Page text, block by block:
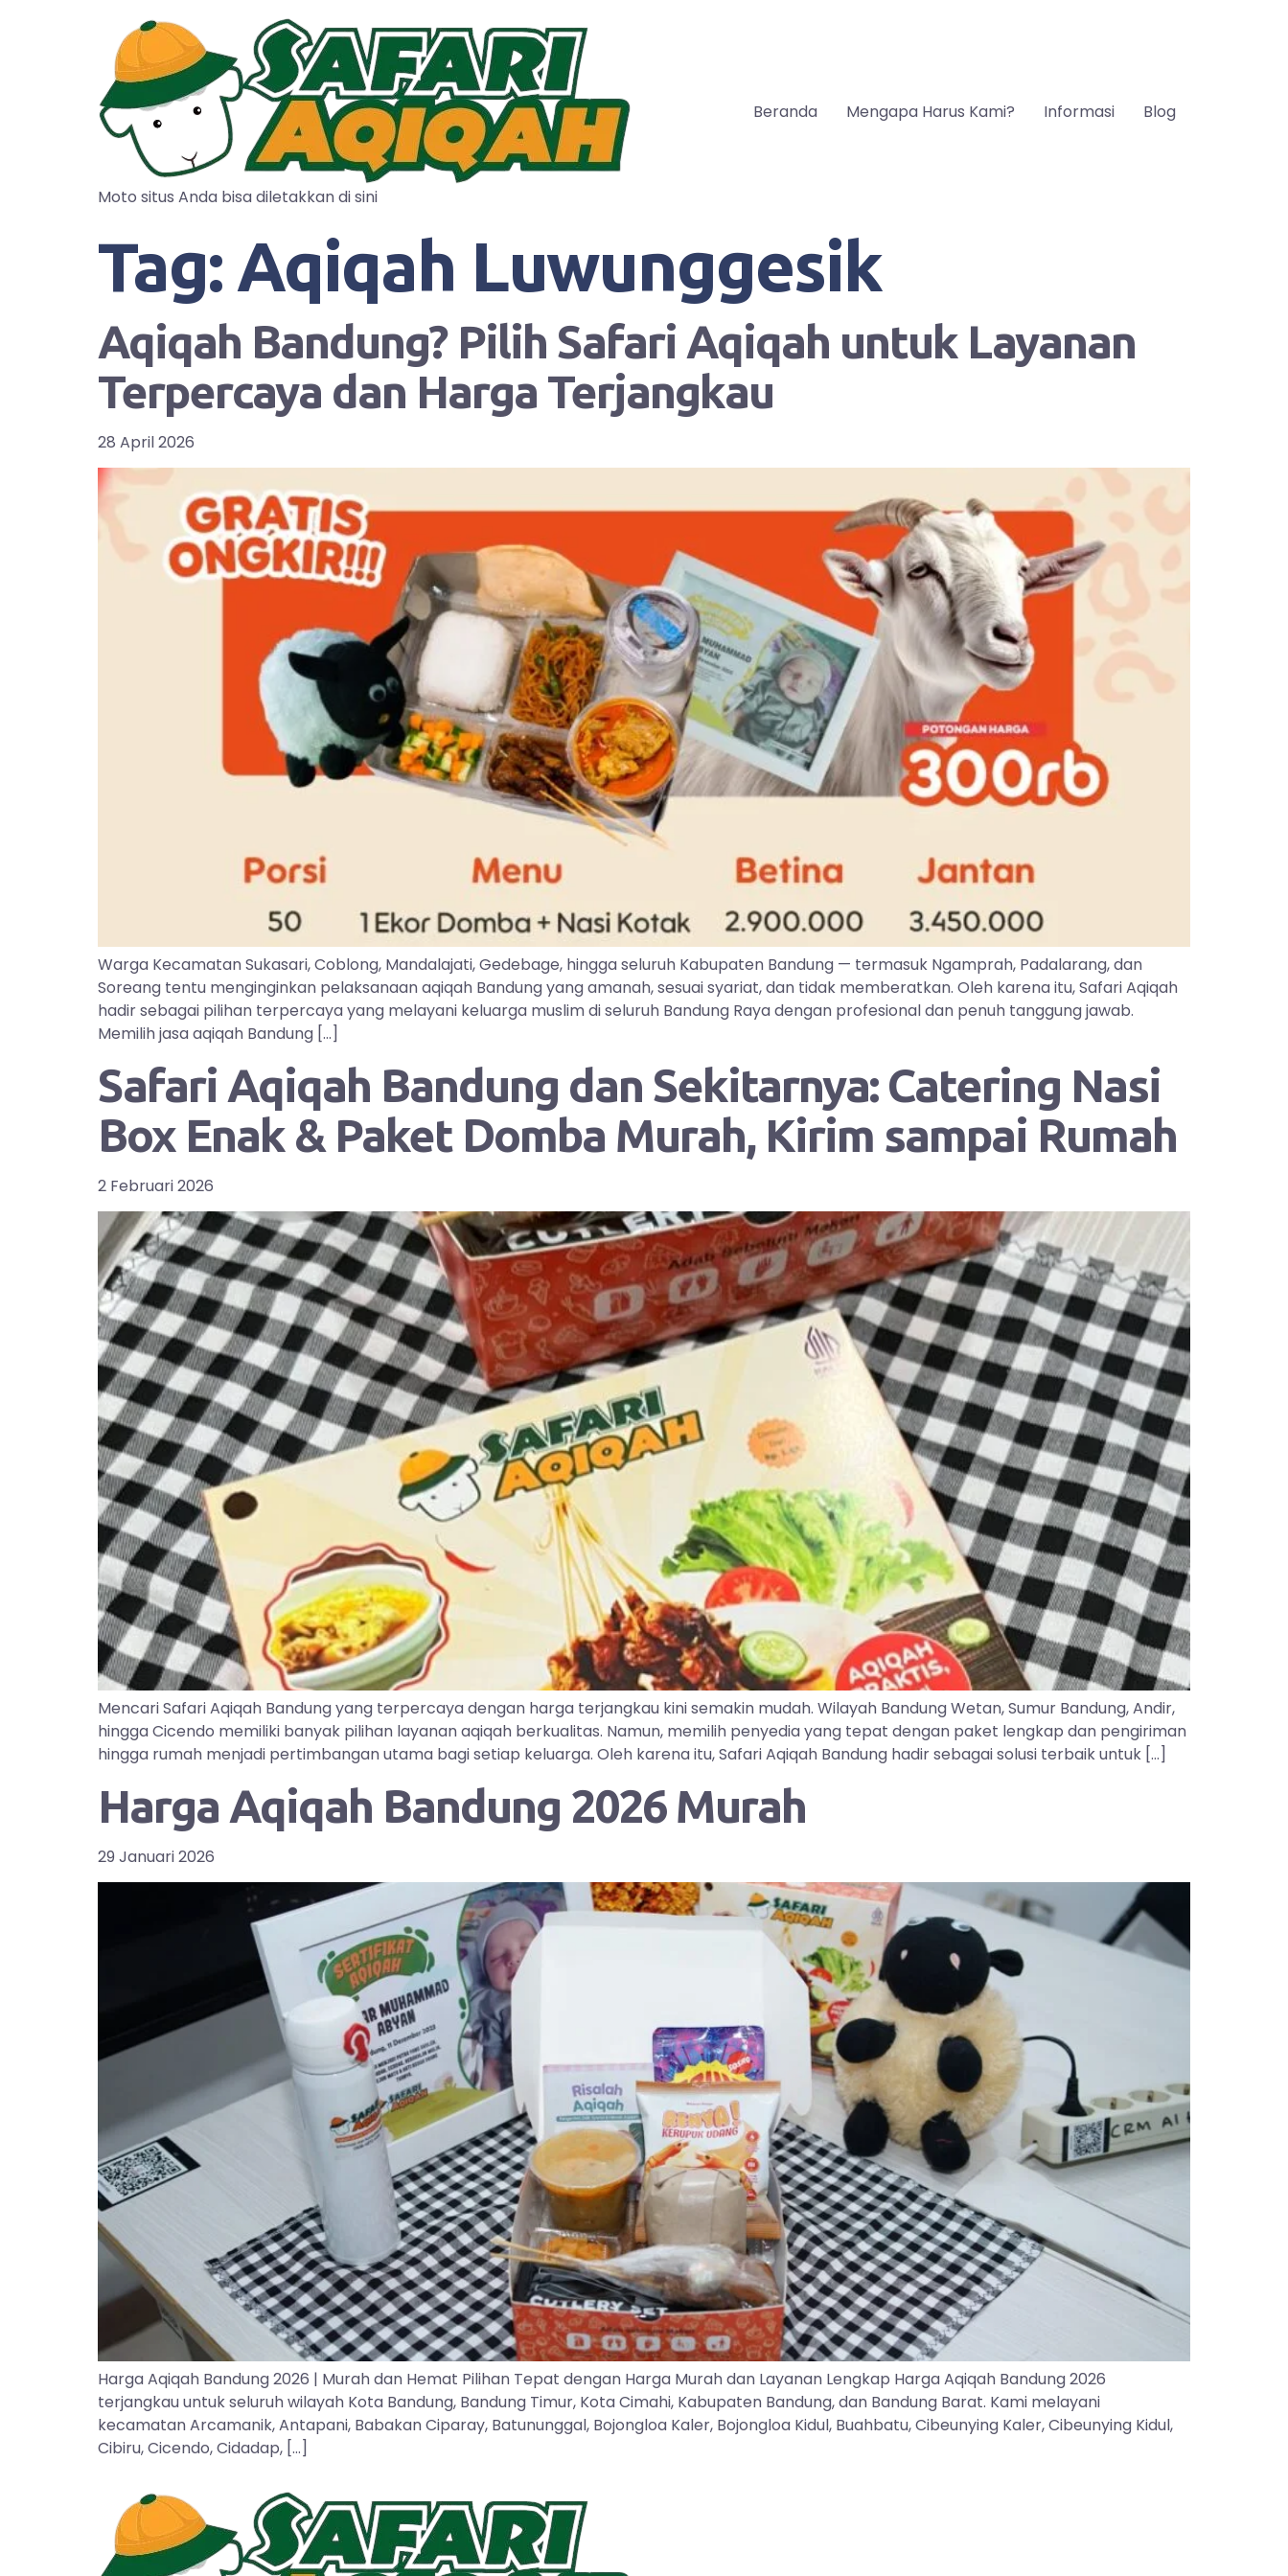
Moto situs Anda bisa diletakkan di sini
Beranda Mengapa Harus Kami? Informasi Blog
Tag: Aqiqah Luwunggesik
Aqiqah Bandung? Pilih Safari Aqiqah untuk Layanan
Terpercaya dan Harga Terjangkau
28 April 2026
Warga Kecamatan Sukasari, Coblong, Mandalajati, Gedebage, hingga seluruh Kabupaten Bandung — termasuk Ngamprah, Padalarang, dan
Soreang tentu menginginkan pelaksanaan aqiqah Bandung yang amanah, sesuai syariat, dan tidak memberatkan. Oleh karena itu, Safari Aqiqah
hadir sebagai pilihan terpercaya yang melayani keluarga muslim di seluruh Bandung Raya dengan profesional dan penuh tanggung jawab.
Memilih jasa aqiqah Bandung […]
Safari Aqiqah Bandung dan Sekitarnya: Catering Nasi
Box Enak & Paket Domba Murah, Kirim sampai Rumah
2 Februari 2026
Mencari Safari Aqiqah Bandung yang terpercaya dengan harga terjangkau kini semakin mudah. Wilayah Bandung Wetan, Sumur Bandung, Andir,
hingga Cicendo memiliki banyak pilihan layanan aqiqah berkualitas. Namun, memilih penyedia yang tepat dengan paket lengkap dan pengiriman
hingga rumah menjadi pertimbangan utama bagi setiap keluarga. Oleh karena itu, Safari Aqiqah Bandung hadir sebagai solusi terbaik untuk […]
Harga Aqiqah Bandung 2026 Murah
29 Januari 2026
Harga Aqiqah Bandung 2026 | Murah dan Hemat Pilihan Tepat dengan Harga Murah dan Layanan Lengkap Harga Aqiqah Bandung 2026
terjangkau untuk seluruh wilayah Kota Bandung, Bandung Timur, Kota Cimahi, Kabupaten Bandung, dan Bandung Barat. Kami melayani
kecamatan Arcamanik, Antapani, Babakan Ciparay, Batununggal, Bojongloa Kaler, Bojongloa Kidul, Buahbatu, Cibeunying Kaler, Cibeunying Kidul,
Cibiru, Cicendo, Cidadap, […]